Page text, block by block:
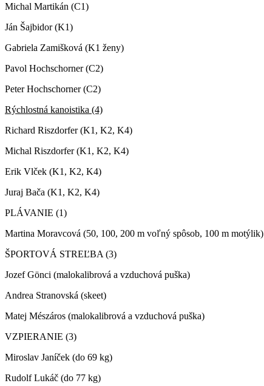
Michal Martikán (C1)
Ján Šajbidor (K1)
Gabriela Zamišková (K1 ženy)
Pavol Hochschorner (C2)
Peter Hochschorner (C2)
Rýchlostná kanoistika (4)
Richard Riszdorfer (K1, K2, K4)
Michal Riszdorfer (K1, K2, K4)
Erik Vlček (K1, K2, K4)
Juraj Bača (K1, K2, K4)
PLÁVANIE (1)
Martina Moravcová (50, 100, 200 m voľný spôsob, 100 m motýlik)
ŠPORTOVÁ STREĽBA (3)
Jozef Gönci (malokalibrová a vzduchová puška)
Andrea Stranovská (skeet)
Matej Mészáros (malokalibrová a vzduchová puška)
VZPIERANIE (3)
Miroslav Janíček (do 69 kg)
Rudolf Lukáč (do 77 kg)